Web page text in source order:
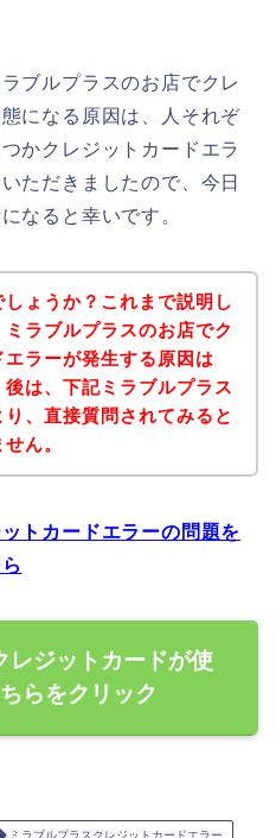
ブルプラスのお店でクレ
になる原因は、人それぞ
かクレジットカードエラ
ただきましたので、今日
なると幸いです。
ょうか？これまで説明し
ラブルプラスのお店でク
エラーが発生する原因は
は、下記ミラブルプラス
、直接質問されてみると
ん。
トカードエラーの問題を
レジットカードが使
らをクリック
ミラブルプラスクレジットカードエラー